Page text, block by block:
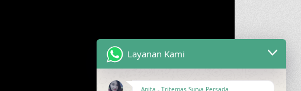
Layanan Kami
Anita - Tritemas Surya Persada